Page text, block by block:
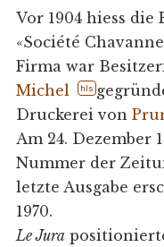
Vor 1904 hiess die
«Société
Firma war
Michel
hls
Druckerei von
Am 24. Dezember
Nummer der
letzte Ausgabe
1970.
Le Jura